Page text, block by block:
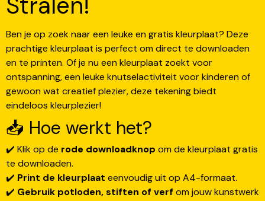
Ben je op zoek naar een leuke en gratis kleurplaat? Deze
prachtige kleurplaat is perfect om direct te downloaden
en te printen. Of je nu een kleurplaat zoekt voor
ontspanning, een leuke knutselactiviteit voor kinderen of
gewoon wat creatief plezier, deze tekening biedt
eindeloos kleurplezier!
📥 Hoe werkt het?
✔️ Klik op de rode downloadknop om de kleurplaat gratis
te downloaden.
✔️ Print de kleurplaat eenvoudig uit op A4-formaat.
✔️ Gebruik potloden, stiften of verf om jouw kunstwerk